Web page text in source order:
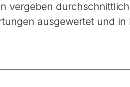
vergeben
ausgewertet und